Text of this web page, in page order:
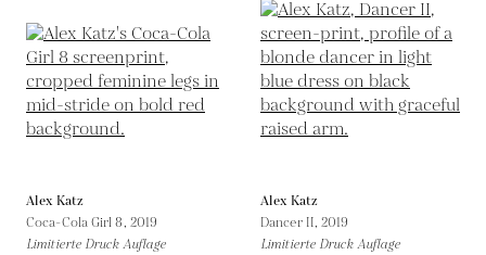
Alex Katz
Coca-Cola Girl 8, 2019
Limitierte Druck Auflage
Alex Katz
Dancer II,2019
Limitierte Druck Auflage